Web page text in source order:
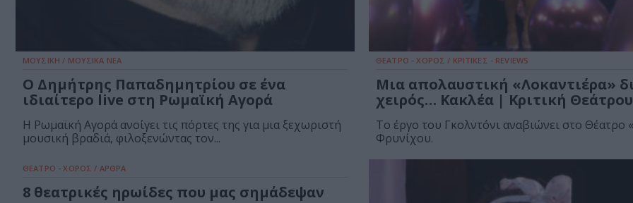
ΜΟΥΣΙΚΗ / ΜΟΥΣΙΚΑ ΝΕΑ
Ο Δημήτρης Παπαδημητρίου σε ένα
ιδιαίτερο live στη Ρωμαϊκή Αγορά
Η Ρωμαϊκή Αγορά ανοίγει τις πόρτες της για μια ξεχωριστή
μουσική βραδιά, φιλοξενώντας τον...
ΘΕΑΤΡΟ - ΧΟΡΟΣ / ΚΡΙΤΙΚΕΣ - REVIEWS
Μια απολαυστική «Λοκαντιέρα»
χειρός… Κακλέα | Κριτική Θεάτρου
Το έργο του Γκολντόνι αναβιώνει στο Θέατρο
Φρυνίχου.
ΘΕΑΤΡΟ - ΧΟΡΟΣ / ΑΡΘΡΑ
8 θεατρικές ηρωίδες που μας σημάδεψαν